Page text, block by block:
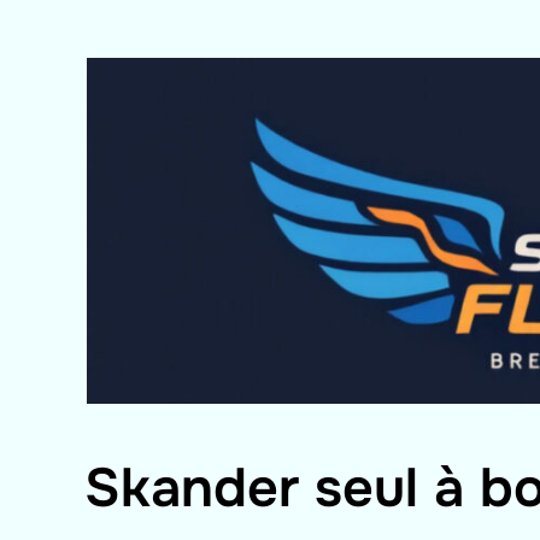
Skander seul à